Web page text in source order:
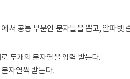
서 공통 부분인 문자들을 뽑고, 알파벳
두개의 문자열을 입력 받는다.
자열씩 받는다.